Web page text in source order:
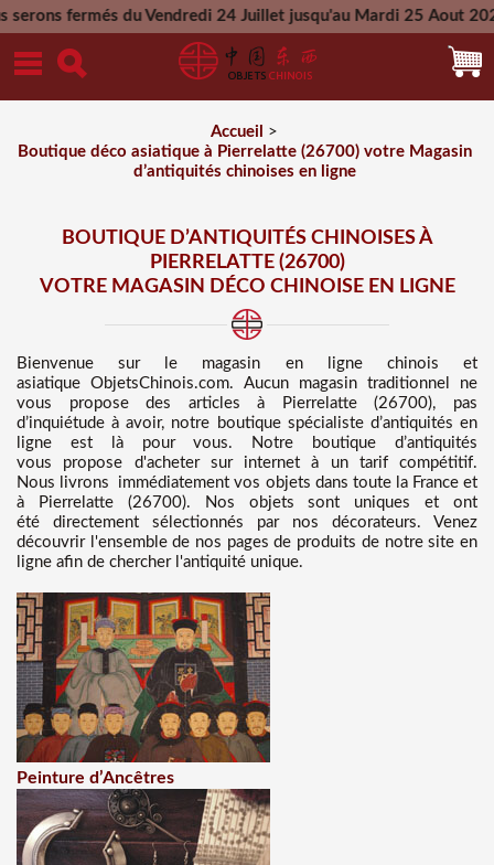
du Vendredi 24 Juillet jusqu'au Mardi 25 Aout 2026 -
Mercredi 26 Aout 2026
Accueil
>
Boutique déco asiatique à Pierrelatte (26700) votre Magasin
d’antiquités chinoises en ligne
BOUTIQUE D’ANTIQUITÉS CHINOISES À
PIERRELATTE (26700)
VOTRE MAGASIN DÉCO CHINOISE EN LIGNE
Bienvenue sur
le magasin en ligne chinois et
asiatique ObjetsChinois.com. Aucun magasin traditionnel ne
vous propose des articles à Pierrelatte (26700), pas
d’inquiétude à avoir, notre boutique spécialiste d’antiquités en
ligne est là pour vous. Notre boutique d’antiquités
vous propose d'acheter sur internet à un tarif compétitif.
Nous
livrons immédiatement vos objets dans toute la France et
à Pierrelatte (26700). Nos objets sont uniques et ont
été directement sélectionnés par nos décorateurs. Venez
découvrir l'ensemble de nos pages de produits de notre site en
ligne afin de chercher l'antiquité unique.
Peinture d’Ancêtres